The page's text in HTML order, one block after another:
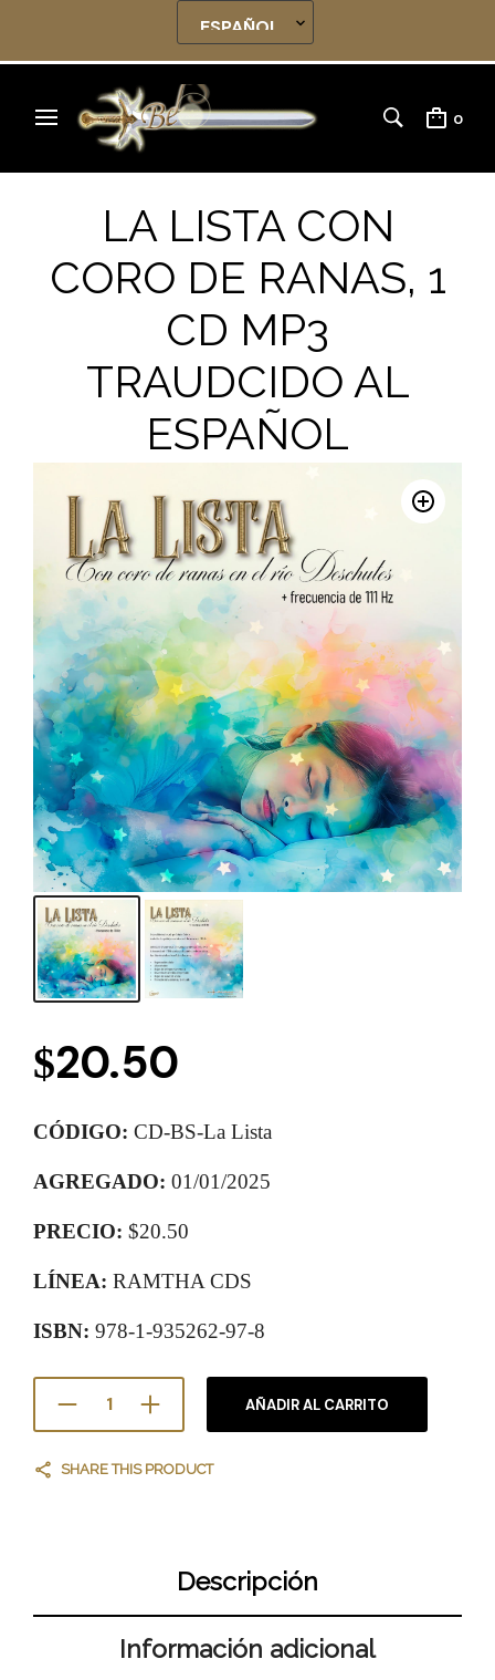
0
LA LISTA CON
CORO DE RANAS, 1
CD MP3
TRAUDCIDO AL
ESPAÑOL
$20.50
CÓDIGO: CD-BS-La Lista
AGREGADO: 01/01/2025
PRECIO: $20.50
LÍNEA: RAMTHA CDS
ISBN: 978-1-935262-97-8
AÑADIR AL CARRITO
SHARE THIS PRODUCT
Descripción
Información adicional